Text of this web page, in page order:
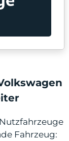
Fahrzeug: